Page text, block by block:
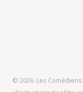
© 2026. Les